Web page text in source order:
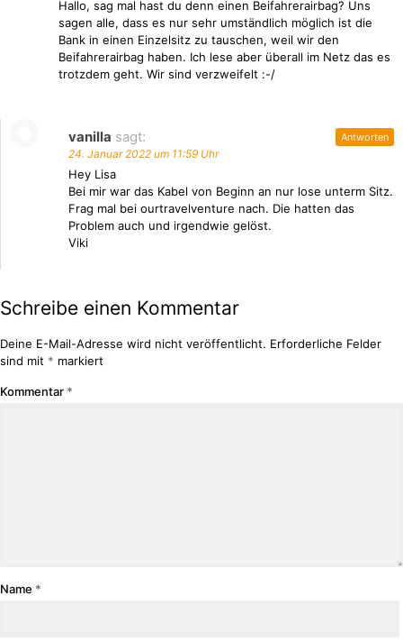
Hallo, sag mal hast du denn einen Beifahrerairbag? Uns
sagen alle, dass es nur sehr umständlich möglich ist die
Bank in einen Einzelsitz zu tauschen, weil wir den
Beifahrerairbag haben. Ich lese aber überall im Netz das es
trotzdem geht. Wir sind verzweifelt :-/
vanilla sagt:
24. Januar 2022 um 11:59 Uhr
Hey Lisa
Bei mir war das Kabel von Beginn an nur lose unterm Sitz.
Frag mal bei ourtravelventure nach. Die hatten das
Problem auch und irgendwie gelöst.
Viki
Antworten
Schreibe einen Kommentar
Deine E-Mail-Adresse wird nicht veröffentlicht. Erforderliche Felder
sind mit * markiert
Kommentar *
Name *